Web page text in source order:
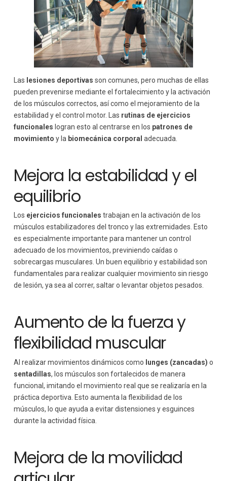
Las lesiones deportivas son comunes, pero muchas de ellas
pueden prevenirse mediante el fortalecimiento y la activación
de los músculos correctos, así como el mejoramiento de la
estabilidad y el control motor. Las rutinas de ejercicios
funcionales logran esto al centrarse en los patrones de
movimiento y la biomecánica corporal adecuada.
Mejora la estabilidad y el
equilibrio
Los ejercicios funcionales trabajan en la activación de los
músculos estabilizadores del tronco y las extremidades. Esto
es especialmente importante para mantener un control
adecuado de los movimientos, previniendo caídas o
sobrecargas musculares. Un buen equilibrio y estabilidad son
fundamentales para realizar cualquier movimiento sin riesgo
de lesión, ya sea al correr, saltar o levantar objetos pesados.
Aumento de la fuerza y
flexibilidad muscular
Al realizar movimientos dinámicos como lunges (zancadas) o
sentadillas, los músculos son fortalecidos de manera
funcional, imitando el movimiento real que se realizaría en la
práctica deportiva. Esto aumenta la flexibilidad de los
músculos, lo que ayuda a evitar distensiones y esguinces
durante la actividad física.
Mejora de la movilidad